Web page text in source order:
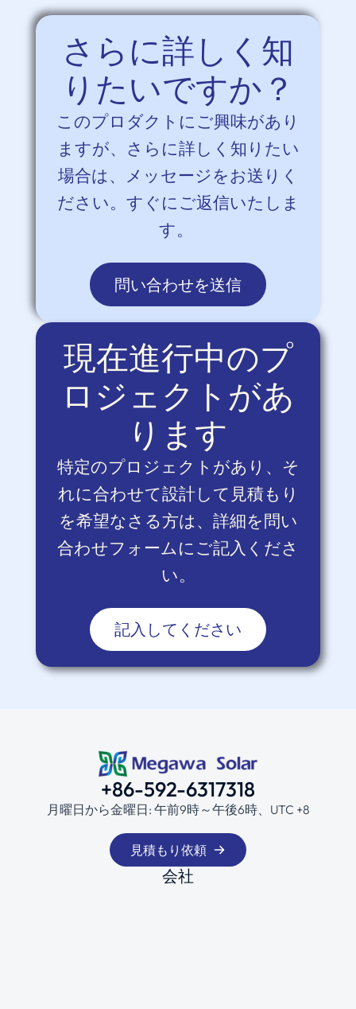
さらに詳しく知
りたいですか？
このプロダクトにご興味があり
ますが、さらに詳しく知りたい
場合は、メッセージをお送りく
ださい。すぐにご返信いたしま
す。
問い合わせを送信
現在進行中のプ
ロジェクトがあ
ります
特定のプロジェクトがあり、そ
れに合わせて設計して見積もり
を希望なさる方は、詳細を問い
合わせフォームにご記入くださ
い。
記入してください
+86-592-6317318
月曜日から金曜日: 午前9時～午後6時、UTC +8
見積もり依頼
会社